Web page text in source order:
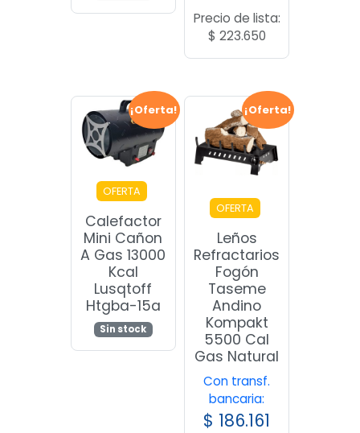
Precio de lista:
$ 223.650
¡Oferta!
OFERTA
Calefactor
Mini Cañon
A Gas 13000
Kcal
Lusqtoff
Htgba-15a
Sin stock
¡Oferta!
OFERTA
Leños
Refractarios
Fogón
Taseme
Andino
Kompakt
5500 Cal
Gas Natural
Con transf.
bancaria:
$ 186.161